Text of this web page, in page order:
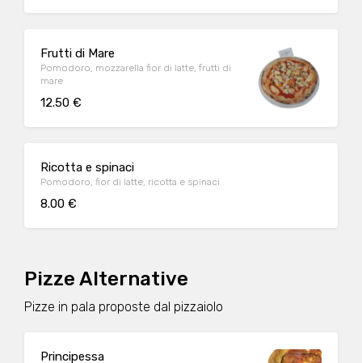
Frutti di Mare
Pomodoro, mozzarella fior di latte, frutti di
mare
12.50 €
Ricotta e spinaci
Pomodoro, fior di latte, ricotta e spinaci
8.00 €
Pizze Alternative
Pizze in pala proposte dal pizzaiolo
Principessa